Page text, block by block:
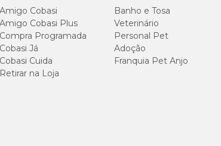
Amigo Cobasi
Amigo Cobasi Plus
Compra Programada
Cobasi Já
Cobasi Cuida
Retirar na Loja
Banho e Tosa
Veterinário
Personal Pet
Adoção
Franquia Pet Anjo